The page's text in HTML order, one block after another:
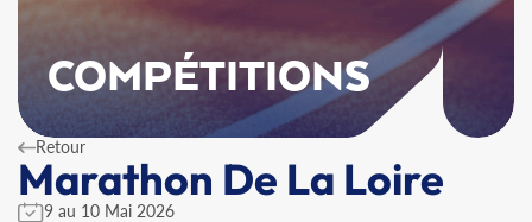
COMPÉTITIONS
Retour
Marathon De La Loire
9 au 10 Mai 2026